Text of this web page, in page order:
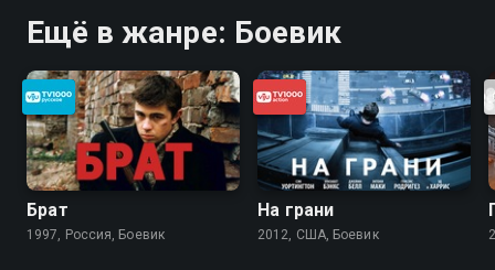
Ещё в жанре: Боевик
Брат
1997, Россия, Боевик
На грани
2012, США, Боевик